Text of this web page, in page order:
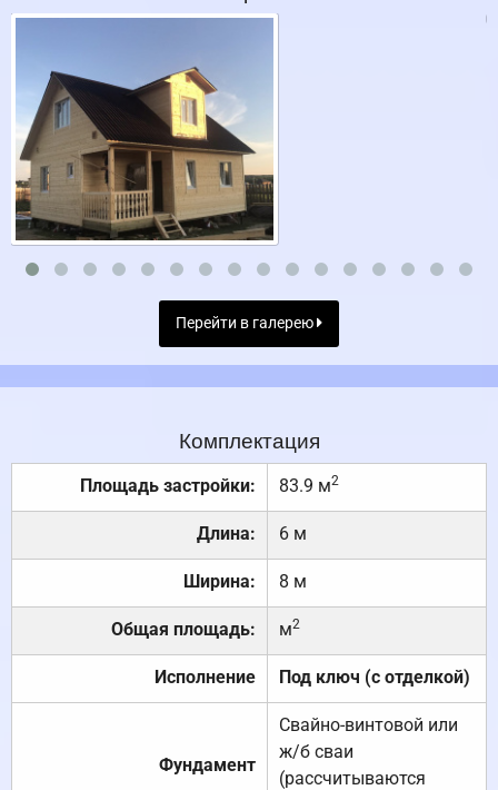
Перейти в галерею
Комплектация
Площадь застройки: 83.9 м2
Длина: 6 м
Ширина: 8 м
Общая площадь: м2
Исполнение Под ключ (с отделкой)
Фундамент
Свайно-винтовой или
ж/б сваи
(рассчитываются